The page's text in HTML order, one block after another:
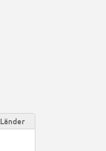
Länder